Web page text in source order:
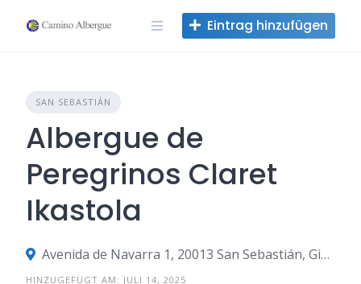
Inhalt
Eintrag hinzufügen
SAN SEBASTIÁN
Albergue de
Peregrinos Claret
Ikastola
Avenida de Navarra 1, 20013 San Sebastián, Gipuzkoa, Spanien
HINZUGEFÜGT AM: JULI 14, 2025